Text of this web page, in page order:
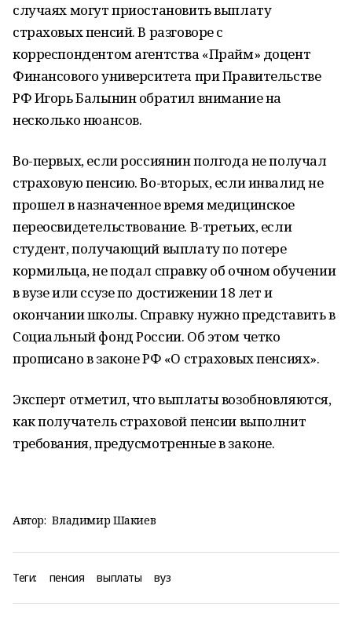
случаях могут приостановить выплату
страховых пенсий. В разговоре с
корреспондентом агентства «Прайм» доцент
Финансового университета при Правительстве
РФ Игорь Балынин обратил внимание на
несколько нюансов.
Во-первых, если россиянин полгода не получал
страховую пенсию. Во-вторых, если инвалид не
прошел в назначенное время медицинское
переосвидетельствование. В-третьих, если
студент, получающий выплату по потере
кормильца, не подал справку об очном обучении
в вузе или ссузе по достижении 18 лет и
окончании школы. Справку нужно представить в
Социальный фонд России. Об этом четко
прописано в законе РФ «О страховых пенсиях».
Эксперт отметил, что выплаты возобновляются,
как получатель страховой пенсии выполнит
требования, предусмотренные в законе.
Автор: Владимир Шакиев
Теги: пенсия выплаты вуз